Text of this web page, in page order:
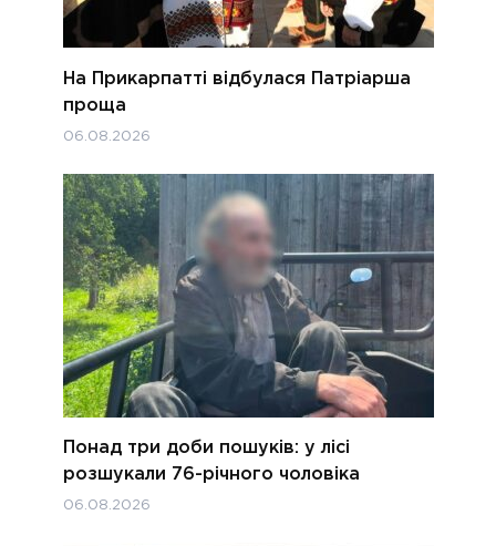
На Прикарпатті відбулася Патріарша
проща
06.08.2026
Понад три доби пошуків: у лісі
розшукали 76-річного чоловіка
06.08.2026